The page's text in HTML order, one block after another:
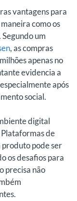
vantagens para
como os
um
, as compras
apenas no
evidencia a
após
social.
digital
Plataformas de
produto pode ser
os desafios para
precisa não